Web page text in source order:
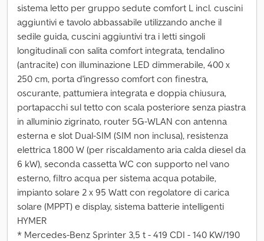
sistema letto per gruppo sedute comfort L incl. cuscini
aggiuntivi e tavolo abbassabile utilizzando anche il
sedile guida, cuscini aggiuntivi tra i letti singoli
longitudinali con salita comfort integrata, tendalino
(antracite) con illuminazione LED dimmerabile, 400 x
250 cm, porta d'ingresso comfort con finestra,
oscurante, pattumiera integrata e doppia chiusura,
portapacchi sul tetto con scala posteriore senza piastra
in alluminio zigrinato, router 5G-WLAN con antenna
esterna e slot Dual-SIM (SIM non inclusa), resistenza
elettrica 1.800 W (per riscaldamento aria calda diesel da
6 kW), seconda cassetta WC con supporto nel vano
esterno, filtro acqua per sistema acqua potabile,
impianto solare 2 x 95 Watt con regolatore di carica
solare (MPPT) e display, sistema batterie intelligenti
HYMER
* Mercedes-Benz Sprinter 3,5 t - 419 CDI - 140 KW/190